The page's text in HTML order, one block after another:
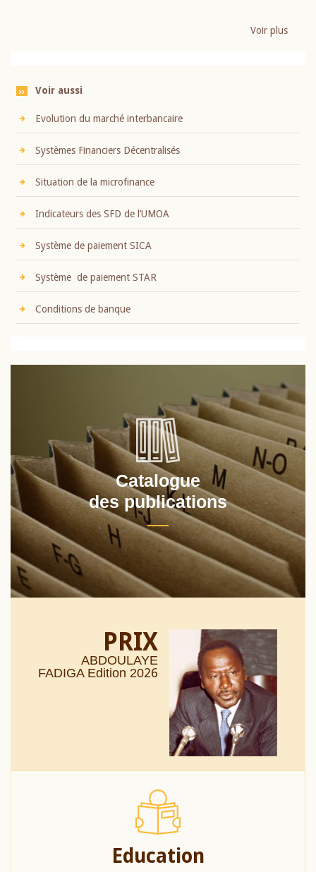
Voir plus
Voir aussi
Evolution du marché interbancaire
Systèmes Financiers Décentralisés
Situation de la microfinance
Indicateurs des SFD de l’UMOA
Système de paiement SICA
Système de paiement STAR
Conditions de banque
Catalogue
des publications
PRIX
ABDOULAYE
FADIGA Edition 2026
Education